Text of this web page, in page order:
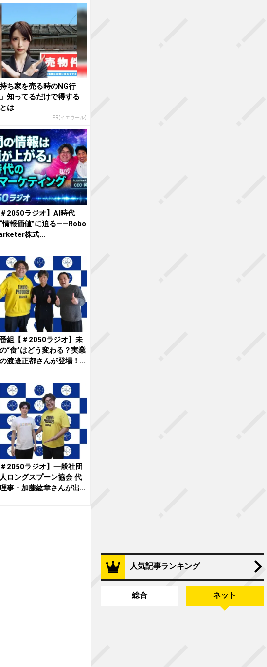
持ち家を売る時のNG行
知ってるだけで得する
は
PR(イエウール)
＃2050ラジオ】AI時代
情報価値”に迫る——Robo
株式...
組【＃2050ラジオ】未
“食”はどう変わる？実業
渡邊正都さんが登場！...
＃2050ラジオ】一般社団
ロングスプーン協会 代
事・加藤紘章さんが出
人気記事ランキング
総合 ネット